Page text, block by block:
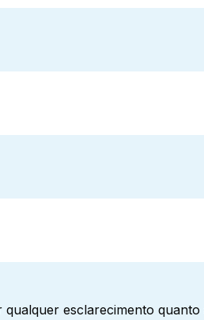
esclarecimento quanto